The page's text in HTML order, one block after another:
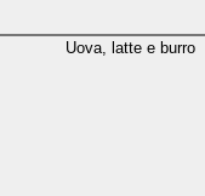
Uova, latte e burro